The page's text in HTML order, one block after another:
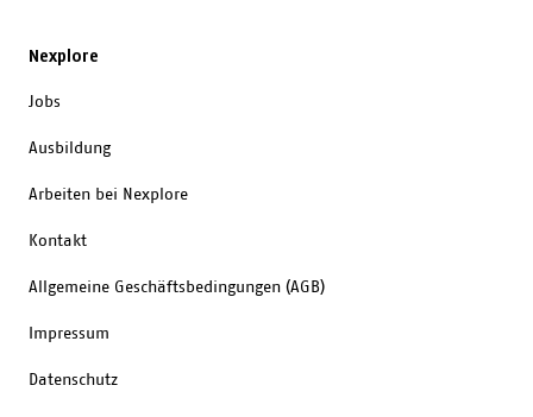
Nexplore
Jobs
Ausbildung
Arbeiten bei Nexplore
Kontakt
Allgemeine Geschäftsbedingungen (AGB)
Impressum
Datenschutz